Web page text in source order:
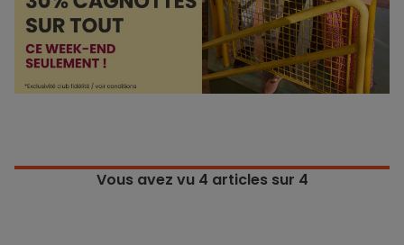
Vous avez vu 4 articles sur 4